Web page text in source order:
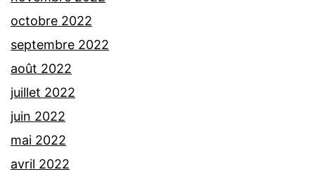
octobre 2022
septembre 2022
août 2022
juillet 2022
juin 2022
mai 2022
avril 2022